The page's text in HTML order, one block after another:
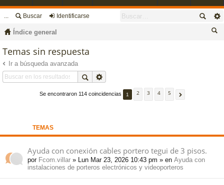
nl
es
s
o
s
s
a
ri
eg
... Buscar Identificarse
Índice general
Temas sin respuesta
Ir a búsqueda avanzada
Se encontraron 114 coincidencias 1 2 3 4 5
TEMAS
Ayuda con conexión cables portero tegui de 3 pisos.
por Fcom.villar » Lun Mar 23, 2026 10:43 pm » en Ayuda con
instalaciones de porteros electrónicos y videoporteros